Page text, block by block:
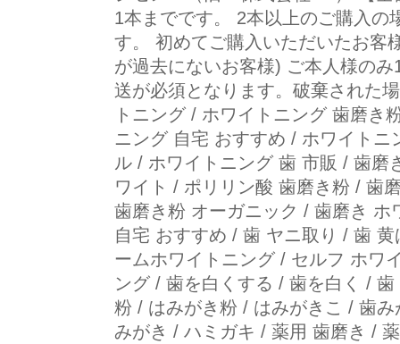
1本までです。 2本以上のご購入の
す。 初めてご購入いただいたお客
が過去にないお客様) ご本人様の
送が必須となります。破棄された
トニング / ホワイトニング 歯磨き
ニング 自宅 おすすめ / ホワイト
ル / ホワイトニング 歯 市販 / 歯磨
ワイト / ポリリン酸 歯磨き粉 / 歯
歯磨き粉 オーガニック / 歯磨き
自宅 おすすめ / 歯 ヤニ取り / 歯
ームホワイトニング / セルフ ホワ
ング / 歯を白くする / 歯を白く /
粉 / はみがき粉 / はみがきこ / 歯
みがき / ハミガキ / 薬用 歯磨き /